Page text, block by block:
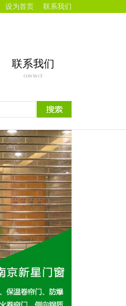
设为首页 联系我们
联系我们
CONTACT